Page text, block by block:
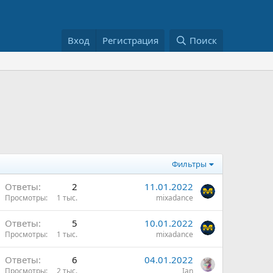
Вход Регистрация Поиск
Фильтры
Ответы 2
Просмотры 1 тыс.
11.01.2022
mixadance
Ответы 5
Просмотры 1 тыс.
10.01.2022
mixadance
Ответы 6
Просмотры 2 тыс.
04.01.2022
Ian